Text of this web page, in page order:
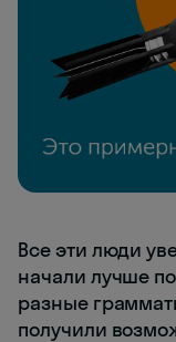
Все эти люди
начали лучше
разные
получили